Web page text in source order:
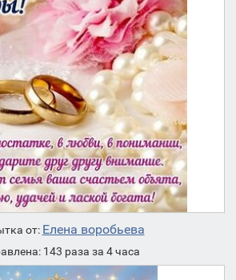
от: Елена воробьева
143 раза за 4 часа